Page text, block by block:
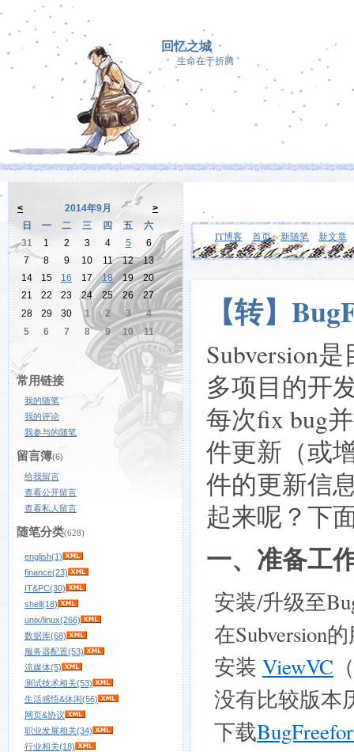
回忆之城
生命在于折腾
IT博客 首页 新随笔 新文章
< 2014年9月
>
日
一 二 三 四 五
六
31
1 2 3 4 5
6
7
8 9 10 11 12
13
14
15 16 17 18 19
20
21
22 23 24 25 26
27
28
29 30 1 2 3
4
5
6 7 8 9 10 11
常用链接
我的随笔
我的评论
我参与的随笔
留言簿(6)
给我留言
查看公开留言
查看私人留言
随笔分类(628)
english(1)
finance(23)
IT&PC(30)
shell(18)
unix/linux(266)
数据库(68)
服务器配置(53)
流媒体(5)
测试技术相关(53)
生活感悟&休闲(56)
网页&协议
职业发展相关(34)
行业相关(18)
【转】
Subversion
多项目的开
每次fix bug
件更新（或
件的更新信
起来呢？下
一、准备工
安装/升级至
在Subversion
安装 ViewVC
没有比较版本
下载